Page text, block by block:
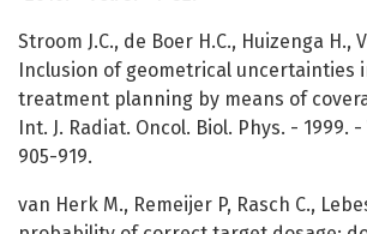
Stroom J.C., de Boer H.C., Huizenga H.,
Inclusion of geometrical uncertainties
treatment planning by means of
Int. J. Radiat. Oncol. Biol. Phys. - 1999. -
905-919.
van Herk M., Remeijer P, Rasch C.,